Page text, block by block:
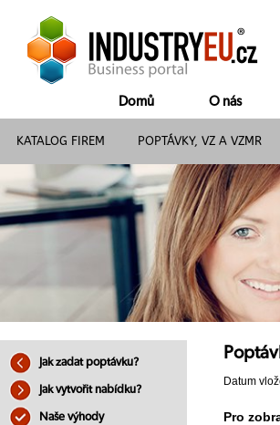
Domů O nás
KATALOG FIREM POPTÁVKY, VZ A VZMR
Jak zadat poptávku?
Jak vytvořit nabídku?
Naše výhody
Datum
Pro